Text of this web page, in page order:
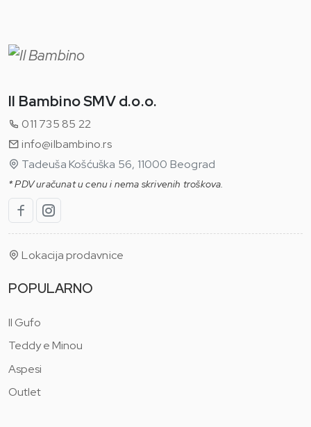
Il Bambino SMV d.o.o.
011 735 85 22
info@ilbambino.rs
Tadeuša Košćuška 56, 11000 Beograd
* PDV uračunat u cenu i nema skrivenih troškova.
Lokacija prodavnice
POPULARNO
Il Gufo
Teddy e Minou
Aspesi
Outlet